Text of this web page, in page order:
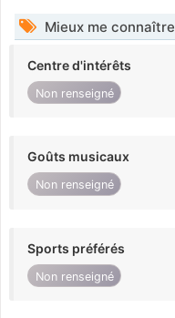
Mieux me connaître
Centre d'intérêts
Non renseigné
Goûts musicaux
Non renseigné
Sports préférés
Non renseigné